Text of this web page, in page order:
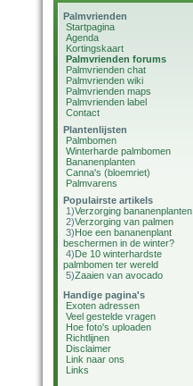
Palmvrienden
Startpagina
Agenda
Kortingskaart
Palmvrienden forums
Palmvrienden chat
Palmvrienden wiki
Palmvrienden maps
Palmvrienden label
Contact
Plantenlijsten
Palmbomen
Winterharde palmbomen
Bananenplanten
Canna's (bloemriet)
Palmvarens
Populairste artikels
1)Verzorging bananenplanten
2)Verzorging van palmen
3)Hoe een bananenplant
beschermen in de winter?
4)De 10 winterhardste
palmbomen ter wereld
5)Zaaien van avocado
Handige pagina's
Exoten adressen
Veel gestelde vragen
Hoe foto's uploaden
Richtlijnen
Disclaimer
Link naar ons
Links